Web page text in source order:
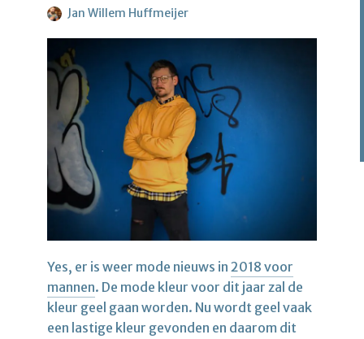
Jan Willem Huffmeijer
Yes, er is weer mode nieuws in 2018 voor
mannen. De mode kleur voor dit jaar zal de
kleur geel gaan worden. Nu wordt geel vaak
een lastige kleur gevonden en daarom dit